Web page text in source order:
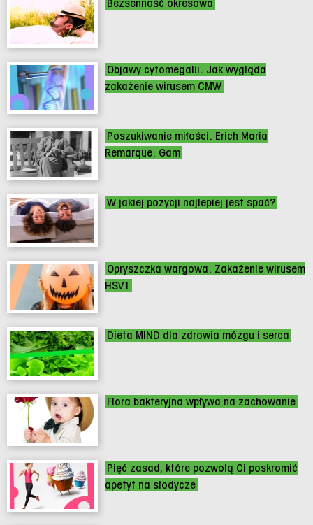
Bezsenność okresowa
Objawy cytomegalii. Jak wygląda
zakażenie wirusem CMW
Poszukiwanie miłości. Erich Maria
Remarque: Gam
W jakiej pozycji najlepiej jest spać?
Opryszczka wargowa. Zakażenie wirusem
HSV1
Dieta MIND dla zdrowia mózgu i serca
Flora bakteryjna wpływa na zachowanie
Pięć zasad, które pozwolą Ci poskromić
apetyt na słodycze